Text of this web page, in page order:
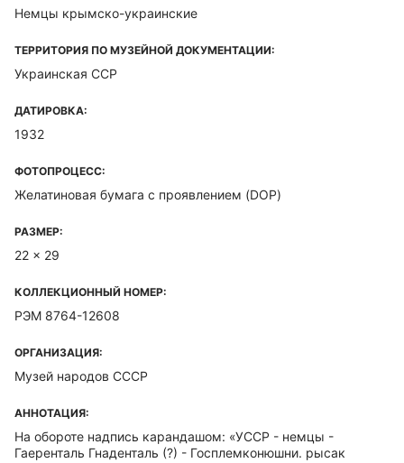
Немцы крымско-украинские
ТЕРРИТОРИЯ ПО МУЗЕЙНОЙ ДОКУМЕНТАЦИИ:
Украинская ССР
ДАТИРОВКА:
1932
ФОТОПРОЦЕСС:
Желатиновая бумага с проявлением (DOP)
РАЗМЕР:
22 x 29
КОЛЛЕКЦИОННЫЙ НОМЕР:
РЭМ 8764-12608
ОРГАНИЗАЦИЯ:
Музей народов СССР
АННОТАЦИЯ:
На обороте надпись карандашом: «УССР - немцы -
Гаеренталь Гнаденталь (?) - Госплемконюшни. рысак